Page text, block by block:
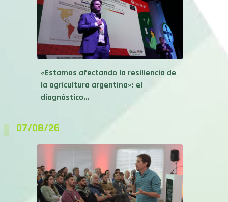
«Estamos afectando la resiliencia de
la agricultura argentina»: el
diagnóstico...
07/08/26